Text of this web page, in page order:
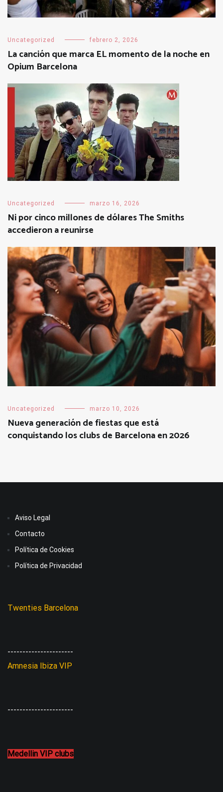
Uncategorized febrero 2, 2026
La canción que marca EL momento de la noche en
Opium Barcelona
Uncategorized marzo 16, 2026
Ni por cinco millones de dólares The Smiths
accedieron a reunirse
Uncategorized marzo 10, 2026
Nueva generación de fiestas que está
conquistando los clubs de Barcelona en 2026
Aviso Legal
Contacto
Política de Cookies
Política de Privacidad
Twenties Barcelona
----------------------
Amnesia Ibiza VIP
----------------------
Medellin VIP clubs